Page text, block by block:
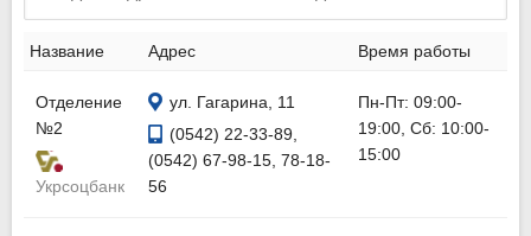
Название Адрес Время работы
Отделение
№2
Укрсоцбанк
ул. Гагарина, 11
(0542) 22-33-89,
(0542) 67-98-15, 78-18-
56
Пн-Пт: 09:00-
19:00, Сб: 10:00-
15:00